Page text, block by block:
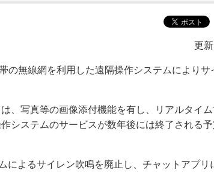
教育・コミュニティスク
市の窓
産売却・公売・貸付 オープ
更
無線網を利用した遠隔操作システムによりサ
、写真等の画像添付機能を有し、リアルタイ
システムのサービスが数年後には終了される
よるサイレン吹鳴を廃止し、チャットアプリ